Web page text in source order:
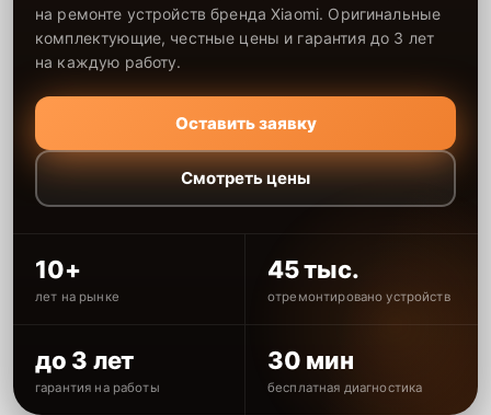
на ремонте устройств бренда Xiaomi. Оригинальные
комплектующие, честные цены и гарантия до 3 лет
на каждую работу.
Оставить заявку
Смотреть цены
10+
лет на рынке
45 тыс.
отремонтировано устройств
до 3 лет
гарантия на работы
30 мин
бесплатная диагностика